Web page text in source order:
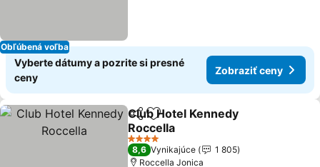
Obľúbená voľba
Vyberte dátumy a pozrite si presné
ceny
Zobraziť ceny
ZdieľaťPridať do obľúbených
Club Hotel Kennedy
Roccella
Zobraziť ceny
4 Počet hviezdičiek
8,6 Vynikajúce
1 805
Roccella Jonica